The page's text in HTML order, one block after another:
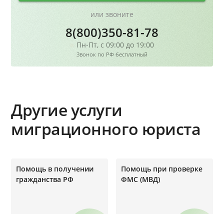
или звоните
8(800)350-81-78
Пн-Пт, с 09:00 до 19:00
Звонок по РФ бесплатный
Другие услуги
миграционного юриста
Помощь в получении
гражданства РФ
Помощь при проверке
ФМС (МВД)